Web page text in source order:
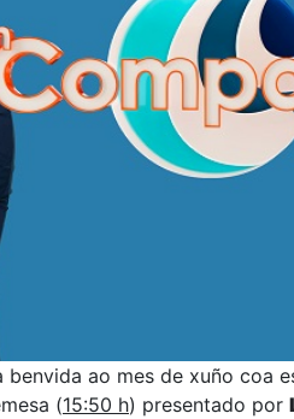
benvida ao mes de xuño coa
(15:50 h) presentado por